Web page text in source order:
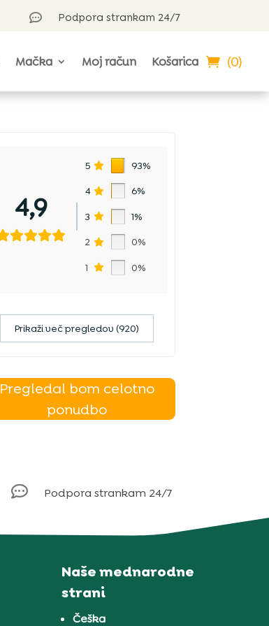
 Podpora strankam 24/7
Mačka Moj račun Košarica (0)
4,9
5 93%
4 6%
3 1%
2 0%
1 0%
Prikaži več pregledov (920)
Pregledal bom celotno
ponudbo
 Podpora strankam 24/7
Naše mednarodne
strani
Češka